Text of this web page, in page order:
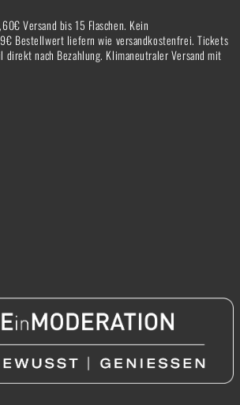
Versand bis 15 Flaschen. Kein
Bestellwert liefern wie versandkostenfrei. Tickets
direkt nach Bezahlung. Klimaneutraler Versand mit